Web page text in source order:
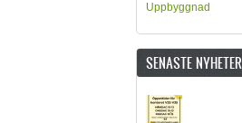
Uppbyggnad
SENASTE NYHETER